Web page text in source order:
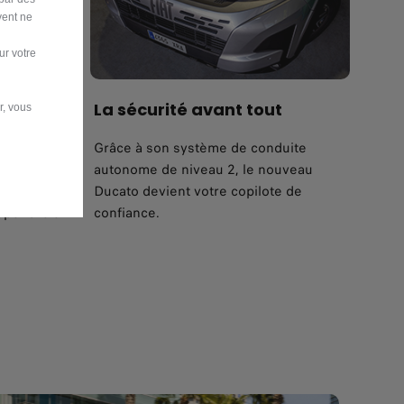
à
La sécurité avant tout
Grâce à son système de conduite
autonome de niveau 2, le nouveau
Ducato devient votre copilote de
confiance.
ne
votre
vous